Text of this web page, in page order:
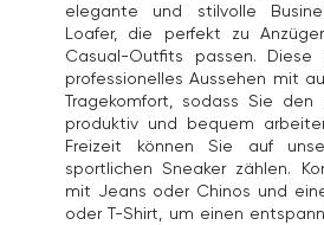
elegante und stilvolle
Loafer, die perfekt zu
Casual-Outfits passen. Diese
professionelles Aussehen mit
Tragekomfort, sodass Sie den
produktiv und bequem
Freizeit können Sie auf
sportlichen Sneaker zählen.
mit Jeans oder Chinos und
oder T-Shirt, um einen